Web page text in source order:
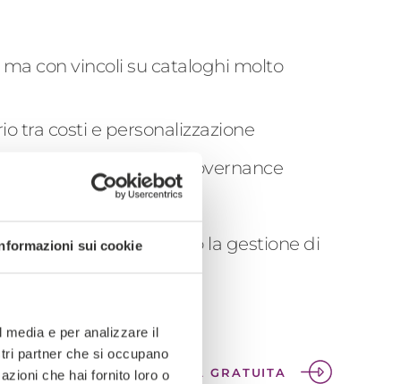
sui cookie
e per analizzare il
partner che si occupano
che hai fornito loro o
con vincoli su cataloghi molto
tra costi e personalizzazione
avanzate e governance
referenze importabili o la gestione di
ORA UNA CONSULENZA GRATUITA